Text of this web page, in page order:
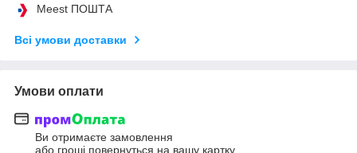
Meest ПОШТА
Всі умови доставки
Умови оплати
Ви отримаєте замовлення
або гроші повернуться на вашу картку